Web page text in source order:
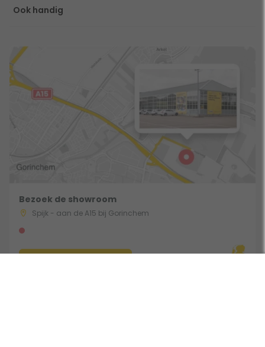
Ook handig
Bezoek de showroom
Spijk - aan de A15 bij Gorinchem